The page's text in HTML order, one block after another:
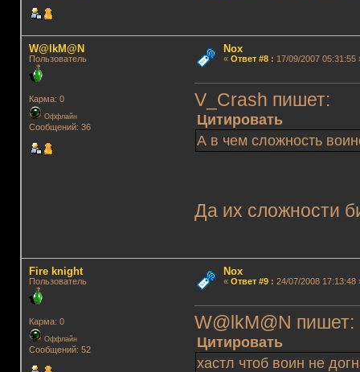
W@lkM@N
Пользователь
Карма: 0
Оффлайн
Сообщений: 36
Nox
« Ответ #8: 17/09/2007 05:31:55
V_Crash пишет:
Цитировать
А в чем сложность
Да их сложности
Fire knight
Пользователь
Карма: 0
Оффлайн
Сообщений: 52
Nox
« Ответ #9: 24/07/2008 17:13:48
W@lkM@N
Цитировать
хастл чтоб воин не